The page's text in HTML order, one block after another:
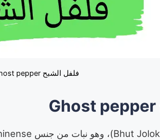
فلفل الشبح Ghost pepper